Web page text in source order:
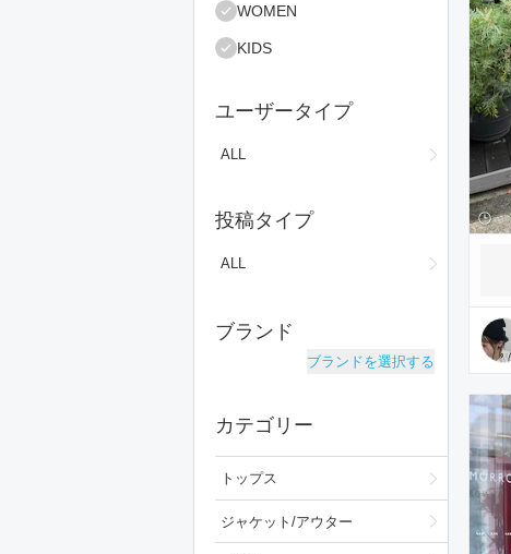
WOMEN
KIDS
ユーザータイプ
ALL
投稿タイプ
ALL
ブランド
ブランドを選択する
カテゴリー
トップス
ジャケット/アウター